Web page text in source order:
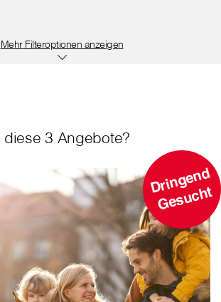
Filteroptionen anzeigen
3 Angebote?
D
ri
n
g
e
n
d
G
e
s
u
c
ht